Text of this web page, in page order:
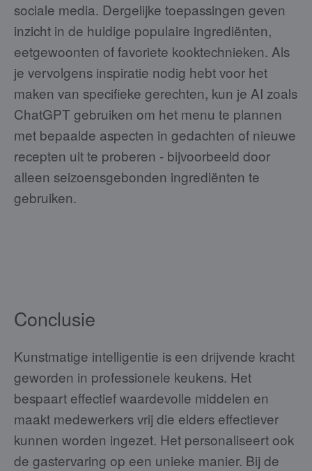
sociale media. Dergelijke toepassingen geven
inzicht in de huidige populaire ingrediënten,
eetgewoonten of favoriete kooktechnieken. Als
je vervolgens inspiratie nodig hebt voor het
maken van specifieke gerechten, kun je AI zoals
ChatGPT gebruiken om het menu te plannen
met bepaalde aspecten in gedachten of nieuwe
recepten uit te proberen - bijvoorbeeld door
alleen seizoensgebonden ingrediënten te
gebruiken.
Conclusie
Kunstmatige intelligentie is een drijvende kracht
geworden in professionele keukens. Het
bespaart effectief waardevolle middelen en
maakt medewerkers vrij die elders effectiever
kunnen worden ingezet. Het personaliseert ook
de gastervaring op een unieke manier. Bij de